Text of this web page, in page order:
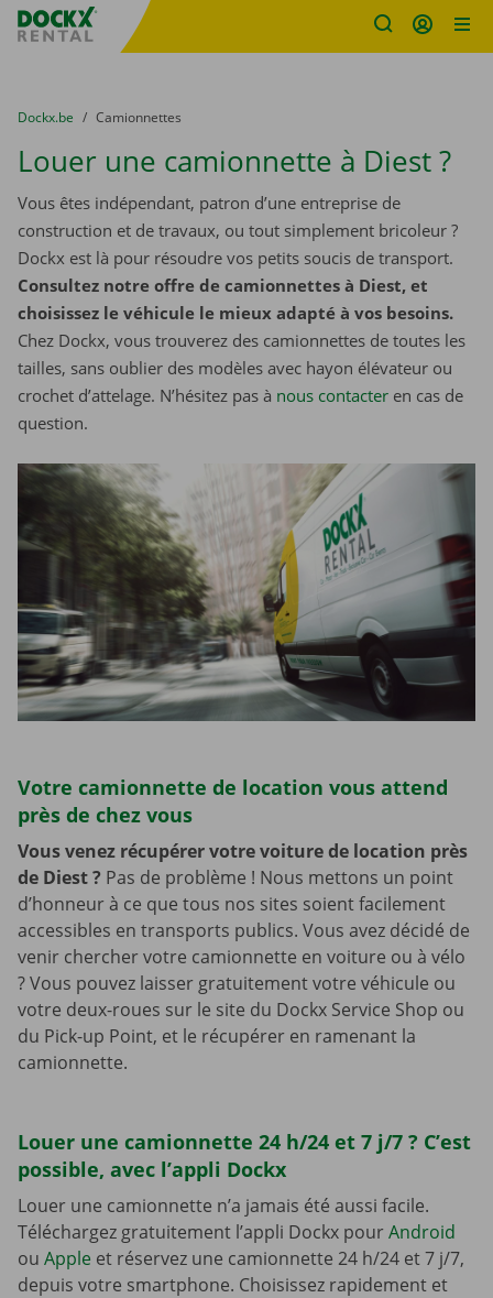
sitename
You are here:
du
Dockx.be to
Camionnettes
Louer une camionnette à Diest ?
Vous êtes indépendant, patron d’une entreprise de
construction et de travaux, ou tout simplement bricoleur ?
Dockx est là pour résoudre vos petits soucis de transport.
Consultez notre offre de camionnettes à Diest, et
choisissez le véhicule le mieux adapté à vos besoins.
Chez Dockx, vous trouverez des camionnettes de toutes les
tailles, sans oublier des modèles avec hayon élévateur ou
crochet d’attelage. N’hésitez pas à nous contacter ​​​​​​​ en cas de
question.
Votre camionnette de location vous attend
près de chez vous
Vous venez récupérer votre voiture de location près
de Diest? Pas de problème ! Nous mettons un point
d’honneur à ce que tous nos sites soient facilement
accessibles en transports publics. Vous avez décidé de
venir chercher votre camionnette en voiture ou à vélo
? Vous pouvez laisser gratuitement votre véhicule ou
votre deux-roues sur le site du Dockx Service Shop ou
du Pick-up Point, et le récupérer en ramenant la
camionnette.
Louer une camionnette 24 h/24 et 7 j/7 ? C’est
possible, avec l’appli Dockx
Louer une camionnette n’a jamais été aussi facile.
Téléchargez gratuitement l’appli Dockx pourAndroid
ou Apple et réservez une camionnette 24 h/24 et 7 j/7,
depuis votre smartphone. Choisissez rapidement et